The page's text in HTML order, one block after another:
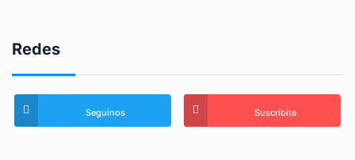
Redes
Seguinos Suscribite